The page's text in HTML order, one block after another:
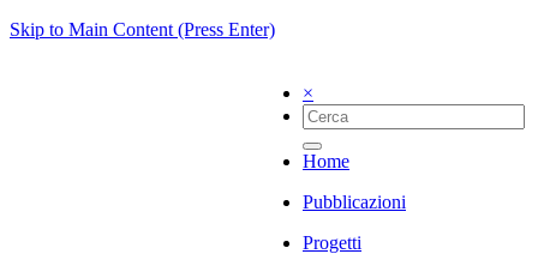
Skip to Main Content (Press Enter)
×
Home
Pubblicazioni
Progetti